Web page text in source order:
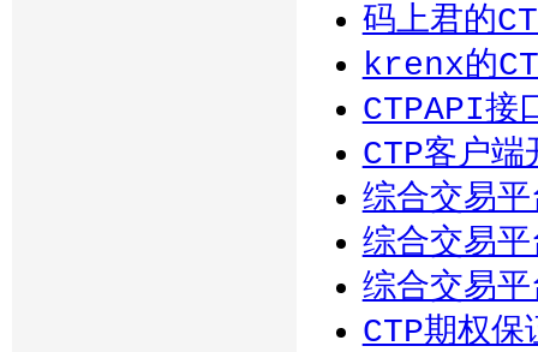
码上君的
krenx的
CTPAPI接
CTP客户
综合交易
综合交易
综合交易
CTP期权